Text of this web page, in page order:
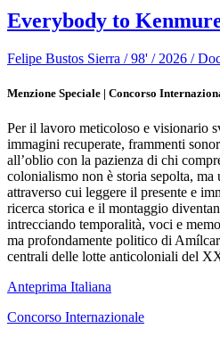
Everybody to
Felipe Bustos Sierra / 98' / 2026 /
Menzione Speciale | Concorso
Per il lavoro meticoloso e visionario
immagini recuperate, frammenti
all’oblio con la pazienza di chi
colonialismo non è storia sepolta, ma
attraverso cui leggere il presente e
ricerca storica e il montaggio
intrecciando temporalità, voci e
ma profondamente politico di
centrali delle lotte anticoloniali del
Anteprima Italiana
Concorso Internazionale